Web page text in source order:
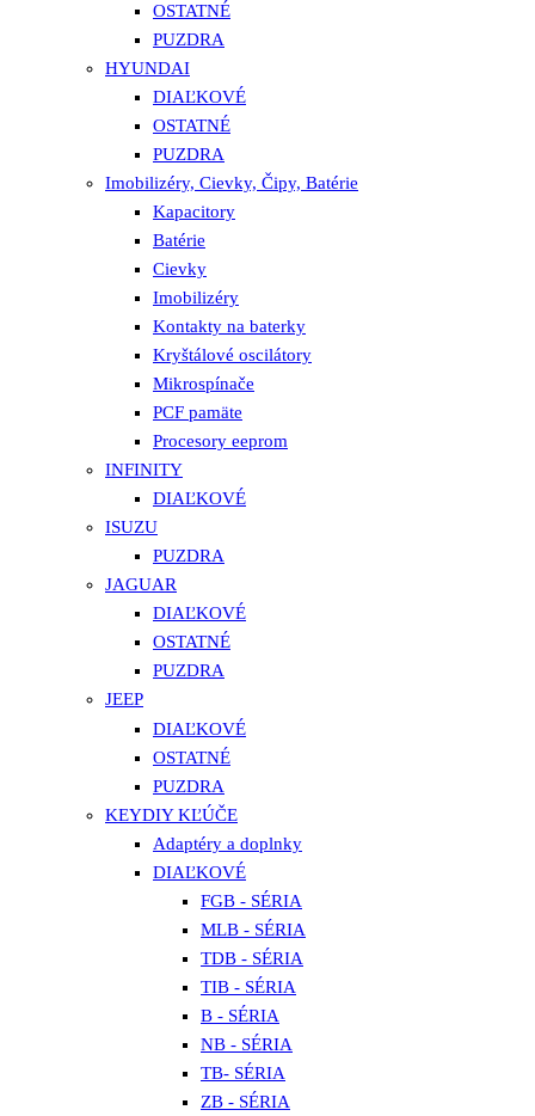
OSTATNÉ
PUZDRA
HYUNDAI
DIAĽKOVÉ
OSTATNÉ
PUZDRA
Imobilizéry, Cievky, Čipy, Batérie
Kapacitory
Batérie
Cievky
Imobilizéry
Kontakty na baterky
Kryštálové oscilátory
Mikrospínače
PCF pamäte
Procesory eeprom
INFINITY
DIAĽKOVÉ
ISUZU
PUZDRA
JAGUAR
DIAĽKOVÉ
OSTATNÉ
PUZDRA
JEEP
DIAĽKOVÉ
OSTATNÉ
PUZDRA
KEYDIY KĽÚČE
Adaptéry a doplnky
DIAĽKOVÉ
FGB - SÉRIA
MLB - SÉRIA
TDB - SÉRIA
TIB - SÉRIA
B - SÉRIA
NB - SÉRIA
TB- SÉRIA
ZB - SÉRIA